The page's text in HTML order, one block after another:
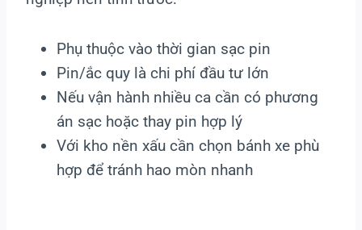
Phụ thuộc vào thời gian sạc pin
Pin/ắc quy là chi phí đầu tư lớn
Nếu vận hành nhiều ca cần có phương
án sạc hoặc thay pin hợp lý
Với kho nền xấu cần chọn bánh xe phù
hợp để tránh hao mòn nhanh